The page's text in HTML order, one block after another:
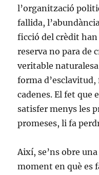
l’organització
fallida,
ficció del crèdit
reserva no para de
veritable
forma
cadenes. El fet que
satisfer menys les
promeses, li fa
Així, se’ns obre
moment en què es